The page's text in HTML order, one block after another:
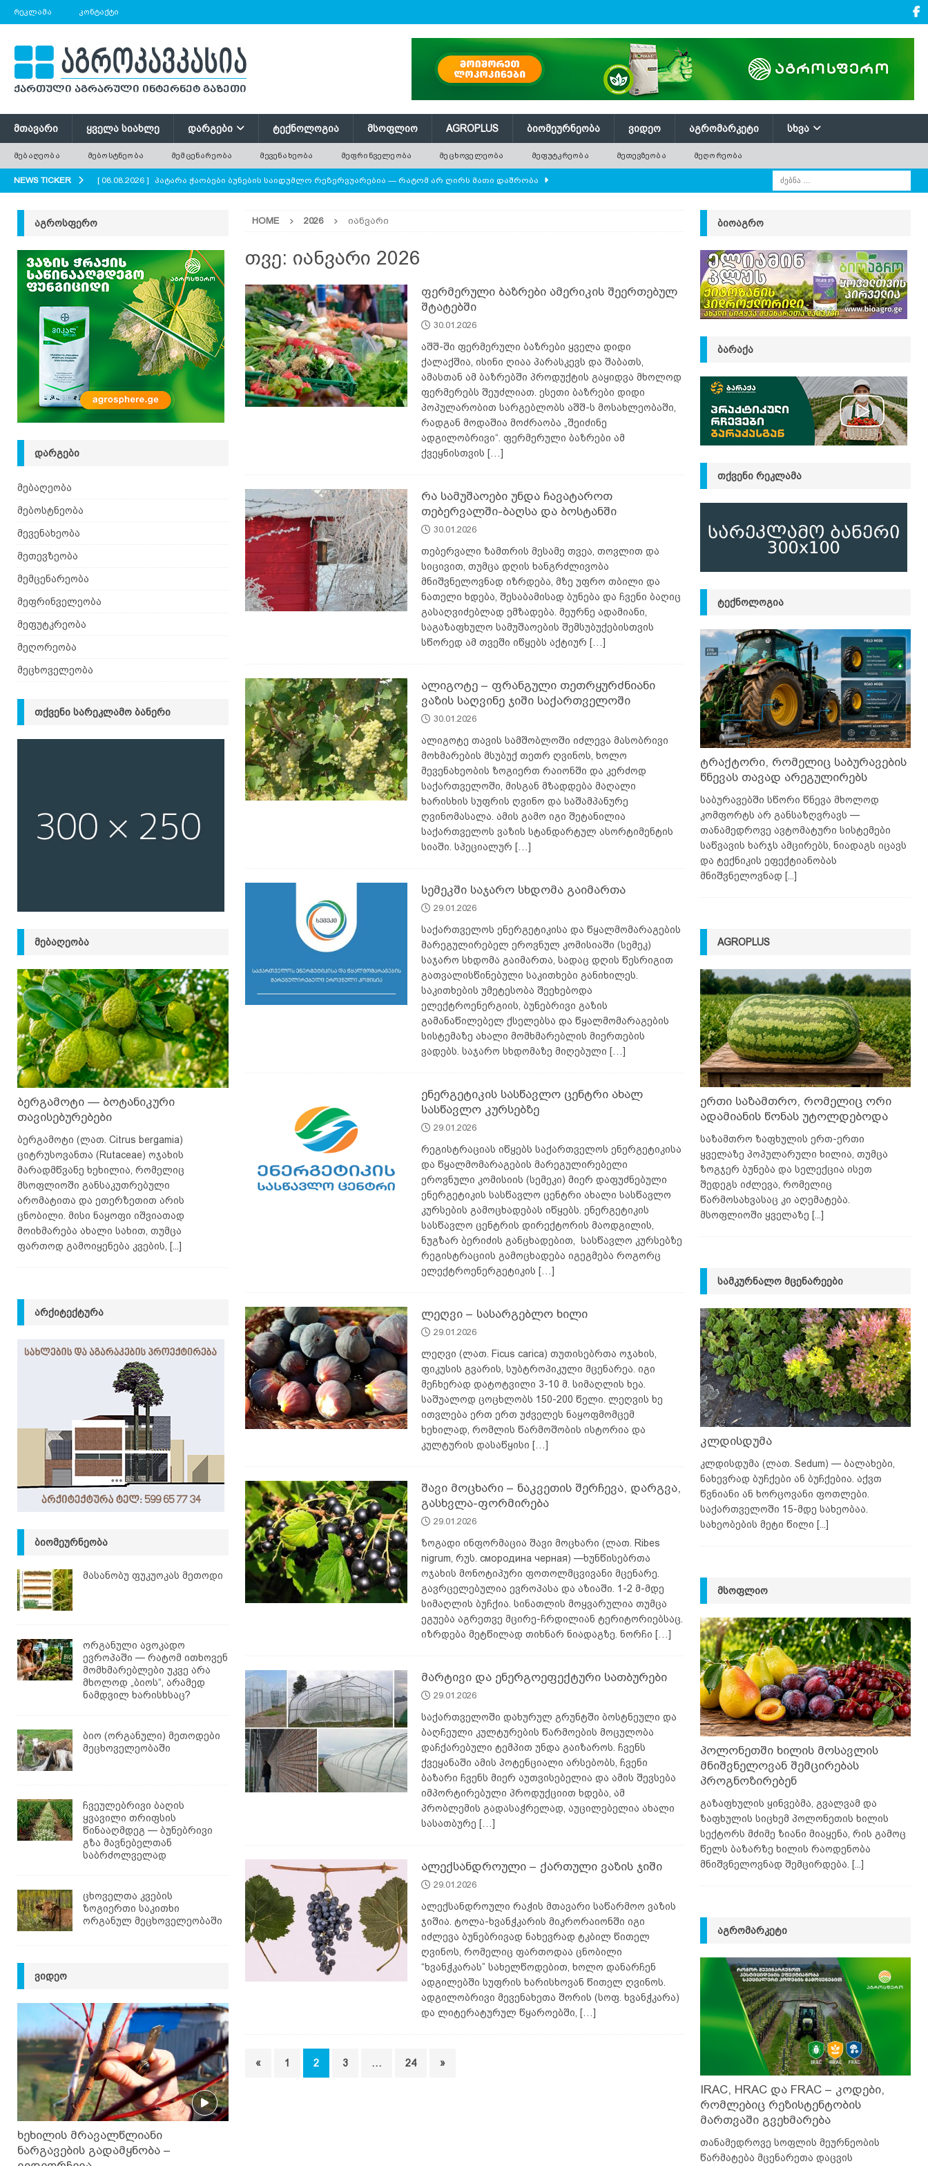
ᲠᲔᲙᲚᲐᲛᲐ ᲙᲝᲜᲢᲐᲥᲢᲘ
ᲛᲗᲐᲕᲐᲠᲘ ᲧᲕᲔᲚᲐ ᲡᲘᲐᲮᲚᲔ ᲓᲐᲠᲒᲔᲑᲘ ᲢᲔᲥᲜᲝᲚᲝᲒᲘᲐ ᲛᲡᲝᲤᲚᲘᲝ AGROPLUS ᲑᲘᲝᲛᲔᲣᲠᲜᲔᲝᲑᲐ ᲕᲘᲓᲔᲝ ᲐᲒᲠᲝᲛᲐᲠᲙᲔᲢᲘ ᲡᲮᲕᲐ
ᲛᲔᲑᲐᲦᲔᲝᲑᲐ ᲛᲔᲑᲝᲡᲢᲜᲔᲝᲑᲐ ᲛᲔᲛᲪᲔᲜᲐᲠᲔᲝᲑᲐ ᲛᲔᲕᲔᲜᲐᲮᲔᲝᲑᲐ ᲛᲔᲤᲠᲘᲜᲕᲔᲚᲔᲝᲑᲐ ᲛᲔᲪᲮᲝᲕᲔᲚᲔᲝᲑᲐ ᲛᲔᲤᲣᲢᲙᲠᲔᲝᲑᲐ ᲛᲔᲗᲔᲕᲖᲔᲝᲑᲐ ᲛᲔᲦᲝᲠᲔᲝᲑᲐ
NEWS TICKER [ 08.08.2026 ] პატარა ჭაობები ბუნების საიდუმლო რეზერვუარებია — რატომ არ ღირს მათი დაშრობა
ერთი საზამთრო, რომელიც ორი ადამიანის წონას უტოლდებოდა
[ 08.08.2026 ] რა უნდა გავითვალისწინოთ ციცრის მოშენების დროს ᲛᲔᲤᲠᲘᲜᲕᲔᲚᲔᲝᲑᲐ
[ 08.08.2026 ] მინდვრის პატარა ყვავილები დიდი ეკოსისტემის საფუძველია — რატომ ქრება ველური
ყვავილოვანი მდელოები? AGROPLUS
[ 08.08.2026 ] ზაანენური ჯიშის თხა შვეიცარიიდან ᲛᲔᲪᲮᲝᲕᲔᲚᲔᲝᲑᲐ
HOME 2026 იანვარი
თვე: იანვარი 2026
ფერმერული ბაზრები ამერიკის შეერთებულ
შტატებში
30.01.2026
აშშ-ში ფერმერული ბაზრები ყველა დიდი
ქალაქშია, ისინი ღიაა პარასკევს და შაბათს,
ამასთან ამ ბაზრებში პროდუქტის გაყიდვა მხოლოდ
ფერმერებს შეუძლიათ. ესეთი ბაზრები დიდი
პოპულარობით სარგებლობს აშშ-ს მოსახლეობაში,
რადგან მოდაშია მოძრაობა „შეიძინე
ადგილობრივი“. ფერმერული ბაზრები ამ
ქვეყნისთვის […]
რა სამუშაოები უნდა ჩავატაროთ
თებერვალში-ბაღსა და ბოსტანში
30.01.2026
თებერვალი ზამთრის მესამე თვეა, თოვლით და
სიცივით, თუმცა დღის ხანგრძლივობა
მნიშვნელოვნად იზრდება, მზე უფრო თბილი და
ნათელი ხდება, შესაბამისად ბუნება და ჩვენი ბაღიც
გასაღვიძებლად ემზადება. მეურნე ადამიანი,
საგაზაფხულო სამუშაოების შემსუბუქებისთვის
სწორედ ამ თვეში იწყებს აქტიურ […]
ალიგოტე – ფრანგული თეთრყურძნიანი
ვაზის საღვინე ჯიში საქართველოში
30.01.2026
ალიგოტე თავის სამშობლოში იძლევა მასობრივი
მოხმარების მსუბუქ თეთრ ღვინოს, ხოლო
მევენახეობის ზოგიერთ რაიონში და კერძოდ
საქართველოში, მისგან მზადდება მაღალი
ხარისხის სუფრის ღვინო და საშამპანურე
ღვინომასალა. ამის გამო იგი შეტანილია
საქართველოს ვაზის სტანდარტულ ასორტიმენტის
სიაში. სპეციალურ […]
სემეკში საჯარო სხდომა გაიმართა
29.01.2026
საქართველოს ენერგეტიკისა და წყალმომარაგების
მარეგულირებელ ეროვნულ კომისიაში (სემეკ)
საჯარო სხდომა გაიმართა, სადაც დღის წესრიგით
გათვალისწინებული საკითხები განიხილეს.
საკითხების უმეტესობა შეეხებოდა
ელექტროენერგიის, ბუნებრივი გაზის
გამანაწილებელ ქსელებსა და წყალმომარაგების
სისტემაზე ახალი მომხმარებლის მიერთების
ვადებს. საჯარო სხდომაზე მიღებული […]
ენერგეტიკის სასწავლო ცენტრი ახალ
სასწავლო კურსებზე
29.01.2026
რეგისტრაციას იწყებს საქართველოს ენერგეტიკისა
და წყალმომარაგების მარეგულირებელი
ეროვნული კომისიის (სემეკი) მიერ დაფუძნებული
ენერგეტიკის სასწავლო ცენტრი ახალი სასწავლო
კურსების გამოცხადებას იწყებს. ენერგეტიკის
სასწავლო ცენტრის დირექტორის მაოდგილის,
ნუგზარ ბერიძის განცხადებით, სასწავლო კურსებზე
რეგისტრაციის გამოცხადება იგეგმება როგორც
ელექტროენერგეტიკის […]
ლეღვი – სასარგებლო ხილი
29.01.2026
ლეღვი (ლათ. Ficus carica) თუთისებრთა ოჯახის,
ფიკუსის გვარის, სუბტროპიკული მცენარეა. იგი
მეჩხერად დატოტვილი 3-10 მ. სიმაღლის ხეა.
საშუალოდ ცოცხლობს 150-200 წელი. ლეღვის ხე
ითვლება ერთ ერთ უძველეს ნაყოფმომცემ
ხეხილად, რომლის წარმოშობის ისტორია და
კულტურის დასაწყისი […]
შავი მოცხარი – ნაკვეთის შერჩევა, დარგვა,
გასხვლა-ფორმირება
29.01.2026
ზოგადი ინფორმაცია შავი მოცხარი (ლათ. Ribes
nigrum, რუს. смородина черная) —ხუნწისებრთა
ოჯახის მონოტიპური ფოთოლმცვივანი მცენარე.
გავრცელებულია ევროპასა და აზიაში. 1-2 მ-მდე
სიმაღლის ბუჩქია. სინათლის მოყვარულია თუმცა
ეგუება აგრეთვე მცირე-ჩრდილიან ტერიტორიებსაც.
იზრდება მეტწილად თიხნარ ნიადაგზე. ნორჩი […]
მარტივი და ენერგოეფექტური სათბურები
29.01.2026
საქართველოში დახურულ გრუნტში ბოსტნეული და
ბაღჩეული კულტურების წარმოების მოცულობა
დაჩქარებული ტემპით უნდა გაიზაროს. ჩვენს
ქვეყანაში ამის პოტენციალი არსებობს, ჩვენი
ბაზარი ჩვენს მიერ აუთვისებელია და ამის შევსება
იმპორტირებული პროდუქციით ხდება, ამ
პრობლემის გადასაჭრელად, აუცილებელია ახალი
სასათბურე […]
ალექსანდროული – ქართული ვაზის ჯიში
29.01.2026
ალექსანდროული რაჭის მთავარი საწარმოო ვაზის
ჯიშია. ტოლა-ხვანჭკარის მიკრორაიონში იგი
იძლევა ბუნებრივად ნახევრად ტკბილ წითელ
ღვინოს, რომელიც ფართოდაა ცნობილი
“ხვანჭკარას” სახელწოდებით, ხოლო დანარჩენ
ადგილებში სუფრის ხარისხოვან წითელ ღვინოს.
ადგილობრივი მევენახეთა შორის (სოფ. ხვანჭკარა)
და ლიტერატურულ წყაროებში,
[…]
« 1 2 3 … 24 »
ᲐᲒᲠᲝᲡᲤᲔᲠᲝ
ᲓᲐᲠᲒᲔᲑᲘ
მებაღეობა
მებოსტნეობა
მევენახეობა
მეთევზეობა
მემცენარეობა
მეფრინველეობა
მეფუტკრეობა
მეღორეობა
მეცხოველეობა
ᲗᲥᲕᲔᲜᲘ ᲡᲐᲠᲔᲙᲚᲐᲛᲝ ᲑᲐᲜᲔᲠᲘ
ᲛᲔᲑᲐᲦᲔᲝᲑᲐ
ბერგამოტი — ბოტანიკური
თავისებურებები
ბერგამოტი (ლათ. Citrus bergamia)
ციტრუსოვანთა (Rutaceae) ოჯახის
მარადმწვანე ხეხილია, რომელიც
მსოფლიოში განსაკუთრებული
არომატითა და ეთერზეთით არის
ცნობილი. მისი ნაყოფი იშვიათად
მოიხმარება ახალი სახით, თუმცა
ფართოდ გამოიყენება კვების,
[...]
ᲐᲠᲥᲘᲢᲔᲥᲢᲣᲠᲐ
ᲑᲘᲝᲛᲔᲣᲠᲜᲔᲝᲑᲐ
მასანობუ ფუკუოკას მეთოდი
ორგანული ავოკადო
ევროპაში — რატომ ითხოვენ
მომხმარებლები უკვე არა
მხოლოდ „ბიოს“, არამედ
ნამდვილ ხარისხსაც?
ბიო (ორგანული) მეთოდები
მეცხოველეობაში
ჩვეულებრივი ბაღის
ყვავილი თრიფსის
წინააღმდეგ — ბუნებრივი
გზა მავნებელთან
საბრძოლველად
ცხოველთა კვების
ზოგიერთი საკითხი
ორგანულ მეცხოველეობაში
ᲕᲘᲓᲔᲝ
ხეხილის მრავალწლიანი
ნარგავების გადამყნობა –
ᲑᲘᲝᲐᲒᲠᲝ
ᲑᲐᲠᲐᲥᲐ
ᲗᲥᲕᲔᲜᲘ ᲠᲔᲙᲚᲐᲛᲐ
ᲢᲔᲥᲜᲝᲚᲝᲒᲘᲐ
ტრაქტორი, რომელიც საბურავების
წნევას თავად არეგულირებს
საბურავებში სწორი წნევა მხოლოდ
კომფორტს არ განსაზღვრავს —
თანამედროვე ავტომატური სისტემები
საწვავის ხარჯს ამცირებს, ნიადაგს იცავს
და ტექნიკის ეფექტიანობას
მნიშვნელოვნად [...]
AGROPLUS
ერთი საზამთრო, რომელიც ორი
ადამიანის წონას უტოლდებოდა
საზამთრო ზაფხულის ერთ-ერთი
ყველაზე პოპულარული ხილია, თუმცა
ზოგჯერ ბუნება და სელექცია ისეთ
შედეგს იძლევა, რომელიც
წარმოსახვასაც კი აღემატება.
მსოფლიოში ყველაზე [...]
ᲡᲐᲛᲙᲣᲠᲜᲐᲚᲝ ᲛᲪᲔᲜᲐᲠᲔᲔᲑᲘ
კლდისდუმა
კლდისდუმა (ლათ. Sedum) — ბალახები,
ნახევრად ბუჩქები ან ბუჩქებია. აქვთ
წვნიანი ან ხორცოვანი ფოთლები.
საქართველოში 15-მდე სახეობაა.
სახეობების მეტი წილი [...]
ᲛᲡᲝᲤᲚᲘᲝ
პოლონეთში ხილის მოსავლის
მნიშვნელოვან შემცირებას
პროგნოზირებენ
გაზაფხულის ყინვებმა, გვალვამ და
ზაფხულის სიცხემ პოლონეთის ხილის
სექტორს მძიმე ზიანი მიაყენა, რის გამოც
წელს ბაზარზე ხილის რაოდენობა
მნიშვნელოვნად შემცირდება. [...]
ᲐᲒᲠᲝᲛᲐᲠᲙᲔᲢᲘ
IRAC, HRAC და FRAC – კოდები,
რომლებიც რეზისტენტობის
მართვაში გვეხმარება
თანამედროვე სოფლის მეურნეობის
წარმატება მცენარეთა დაცვის